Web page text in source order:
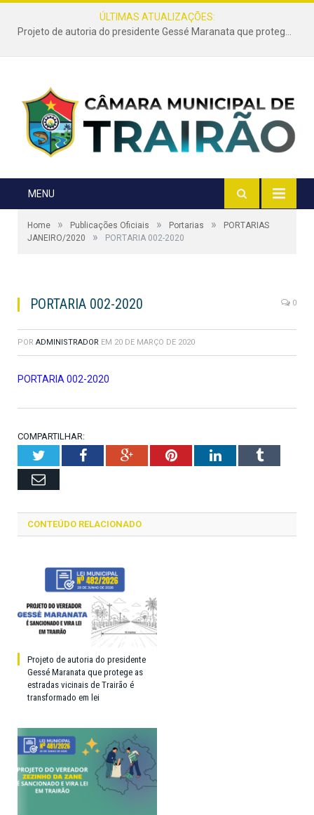
ÚLTIMAS ATUALIZAÇÕES:
Projeto de autoria do presidente Gessé Maranata que protege as estradas vicinais de Trairão é transformado em lei
MENU
Home » Publicações Oficiais » Portarias »
PORTARIAS
JANEIRO/2020
» PORTARIA 002-2020
PORTARIA 002-2020 0
POR ADMINISTRADOR EM 20 DE MARÇO DE 2020
PORTARIA 002-2020
COMPARTILHAR:
TwitterFacebookGoogle+PinterestLinkedInTumblr
Email
CONTEÚDO RELACIONADO
Projeto de autoria do presidente
Gessé Maranata que protege as
estradas vicinais de Trairão é
transformado em lei